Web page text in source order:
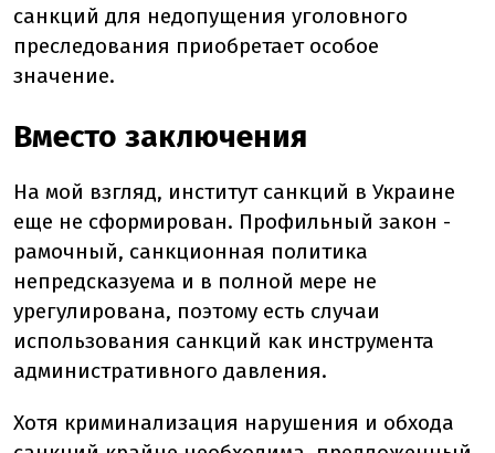
санкций для недопущения уголовного
преследования приобретает особое
значение.
Вместо заключения
На мой взгляд, институт санкций в Украине
еще не сформирован. Профильный закон -
рамочный, санкционная политика
непредсказуема и в полной мере не
урегулирована, поэтому есть случаи
использования санкций как инструмента
административного давления.
Хотя криминализация нарушения и обхода